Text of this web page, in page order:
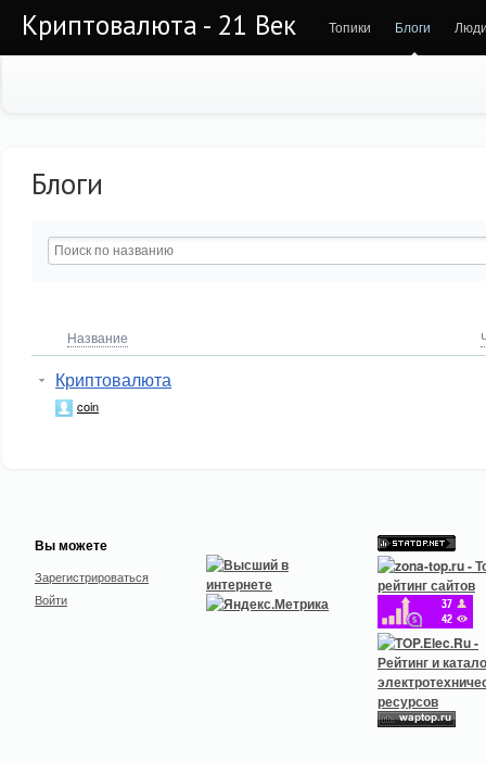
Криптовалюта - 21 Век Топики Блоги
Блоги
Название
Криптовалюта
coin
Вы можете
Зарегистрироваться
Войти